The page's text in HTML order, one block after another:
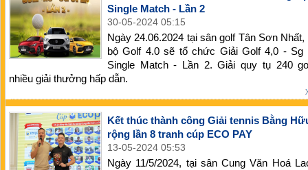
Single Match - Lần 2
30-05-2024 05:15
Ngày 24.06.2024 tại sân golf Tân Sơn Nhất,
bộ Golf 4.0 sẽ tổ chức Giải Golf 4,0 - Sg
Single Match - Lần 2. Giải quy tụ 240
nhiều giải thưởng hấp dẫn.
Kết thúc thành công Giải tennis Bằng
rộng lần 8 tranh cúp ECO PAY
13-05-2024 05:53
Ngày 11/5/2024, tại sân Cung Văn Hoá